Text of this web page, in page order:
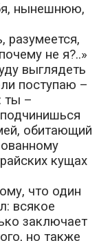
нынешнюю,
разумеется,
не я?..»
выглядеть
поступаю –
ты –
обитающий
кущах
что один
всякое
заключает
но также